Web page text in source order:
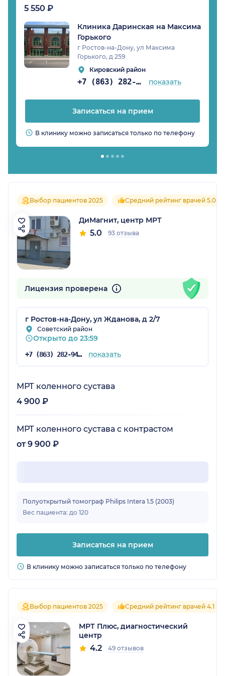
5 550 ₽
Клиника Даринская на Максима
Горького
г Ростов-на-Дону, ул Максима
Горького, д 259
Кировский район
+7 (863) 282-93-23 показать
Записаться на прием
В клинику можно записаться только по телефону
Выбор пациентов 2025 Средний рейтинг врачей 5.0
ДиМагнит, центр МРТ
5.0 93 отзыва
Лицензия проверена
г Ростов-на-Дону, ул Жданова, д 2/7
Советский район
Открыто до 23:59
+7 (863) 282-94-40 показать
МРТ коленного сустава
4 900 ₽
МРТ коленного сустава с контрастом
от 9 900 ₽
Полуоткрытый томограф Philips Intera 1.5 (2003)
Вес пациента: до 120
Записаться на прием
В клинику можно записаться только по телефону
Выбор пациентов 2025 Средний рейтинг врачей 4.1
МРТ Плюс, диагностический
центр
4.2 49 отзывов